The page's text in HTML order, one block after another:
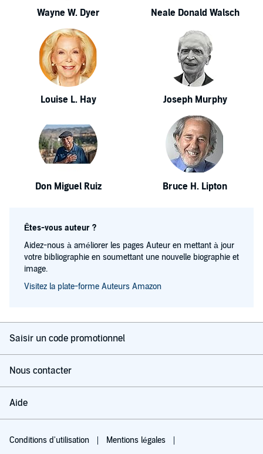
Wayne W. Dyer Neale Donald Walsch
Louise L. Hay Joseph Murphy
Don Miguel Ruiz Bruce H. Lipton
Êtes-vous auteur ?
Aidez-nous à améliorer les pages Auteur en mettant à jour
votre bibliographie en soumettant une nouvelle biographie et
image.
Visitez la plate-forme Auteurs Amazon
Saisir un code promotionnel
Nous contacter
Aide
Conditions d'utilisation Mentions légales